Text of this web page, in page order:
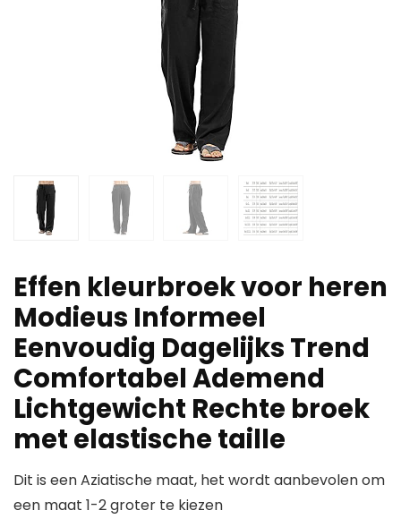
Effen kleurbroek voor heren
Modieus Informeel
Eenvoudig Dagelijks Trend
Comfortabel Ademend
Lichtgewicht Rechte broek
met elastische taille
Dit is een Aziatische maat, het wordt aanbevolen om
een maat 1-2 groter te kiezen